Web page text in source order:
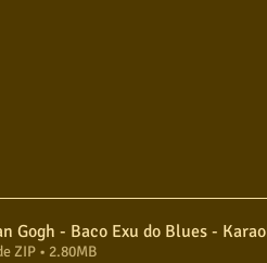
Gogh - Baco Exu do Blues -
ZIP • 2.80MB